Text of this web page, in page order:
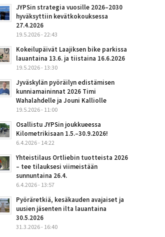
JYPSin strategia vuosille 2026–2030
hyväksyttiin kevätkokouksessa
27.4.2026
19.5.2026 - 22:43
Kokeilupäivät Laajiksen bike parkissa
lauantaina 13.6. ja tiistaina 16.6.2026
19.5.2026 - 13:30
Jyväskylän pyöräilyn edistämisen
kunniamaininnat 2026 Timi
Wahalahdelle ja Jouni Kalliolle
19.5.2026 - 11:00
Osallistu JYPSin joukkueessa
Kilometrikisaan 1.5.–30.9.2026!
6.4.2026 - 14:22
Yhteistilaus Ortliebin tuotteista 2026
– tee tilauksesi viimeistään
sunnuntaina 26.4.
6.4.2026 - 13:57
Pyöräretkiä, kesäkauden avajaiset ja
uusien jäsenten ilta lauantaina
30.5.2026
31.3.2026 - 16:40